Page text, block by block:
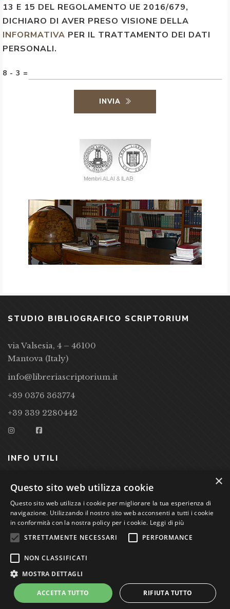
13 E 15 DEL REGOLAMENTO UE 2016/679,
DICHIARO DI AVER PRESO VISIONE DELLA
INFORMATIVA PER IL TRATTAMENTO DEI DATI
PERSONALI.
8 - 3 =
INVIA
STUDIO BIBLIOGRAFICO SCRIPTORIUM
via Valsesia, 4 – 46100
Mantova (Italy)
info@libreriascriptorium.it
+39 0376 363774
+39 339 2280442
INFO UTILI
CONDIZIONI DI VENDITA
PRIVACY POLICY
COOKIE POLICY
Studio Bibliografico Scriptorium Dott.ssa Sara Bassi VAT
nr. 01744000207
Power byGRAFFITI WEB
×
Questo sito web utilizza cookie
Questo sito web utilizza i cookie per migliorare la tua esperienza di
navigazione. Utilizzando il nostro sito web acconsenti a tutti i cookie
in conformità con la nostra policy per i cookie. Leggi di più
STRETTAMENTE NECESSARI
PERFORMANCE
NON CLASSIFICATI
MOSTRA DETTAGLI
ACCETTA TUTTO RIFIUTA TUTTO